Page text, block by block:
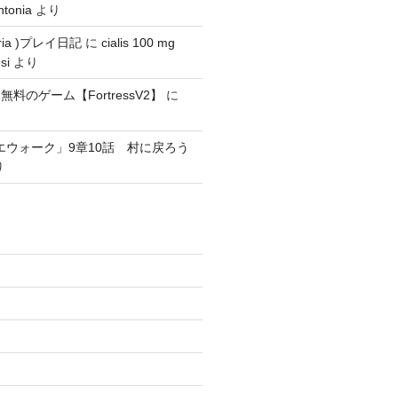
より
)プレイ日記に cialis 100 mg
より
料のゲーム【FortressV2】 に
ウォーク」9章10話 村に戻ろう